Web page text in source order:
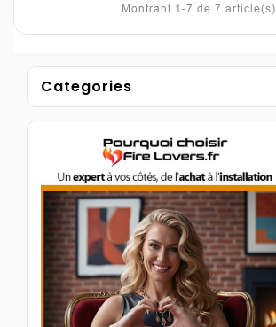
Montrant 1-7 de 7 article(s)
Categories